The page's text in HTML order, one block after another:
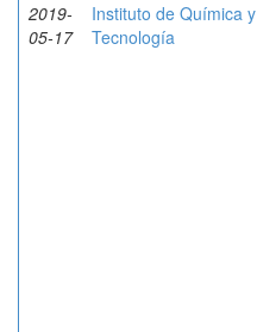
2019-
05-17
Instituto de Química y
Tecnología